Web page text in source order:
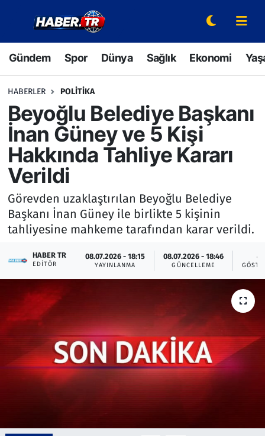
Gündem Spor Dünya Sağlık Ekonomi
HABERLER POLITIKA
Beyoğlu Belediye Başkanı
İnan Güney ve 5 Kişi
Hakkında Tahliye Kararı
Verildi
Görevden uzaklaştırılan Beyoğlu Belediye
Başkanı İnan Güney ile birlikte 5 kişinin
tahliyesine mahkeme tarafından karar verildi.
HABER TR
EDITÖR
08.07.2026 - 18:15
YAYINLANMA
08.07.2026 - 18:46
GÜNCELLEME
4
Gündem
Spor
Dünya
Sağlık
Ekonomi
Yaşam
Hava Durumu
Bilim ve Teknoloji
Çevre & Doğa
Eğitim
Turizm
Yerel
Hava Durumu
Trafik Durumu
Süper Lig Puan Durumu ve Fikstür
Tüm Manşetler
Son Dakika Haberleri
Haber Arşivi